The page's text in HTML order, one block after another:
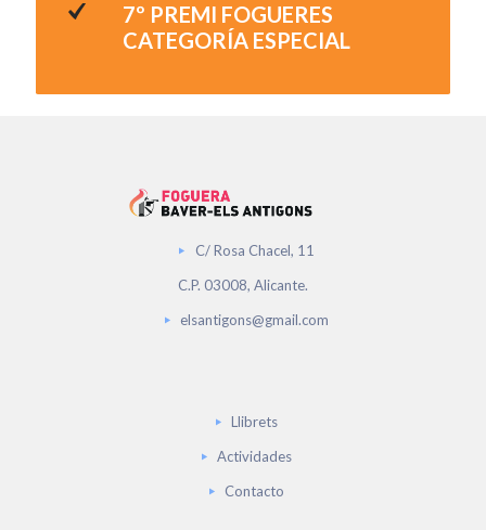
7º PREMI FOGUERES
CATEGORÍA ESPECIAL
C/ Rosa Chacel, 11
C.P. 03008, Alicante.
elsantigons@gmail.com
Llibrets
Actividades
Contacto